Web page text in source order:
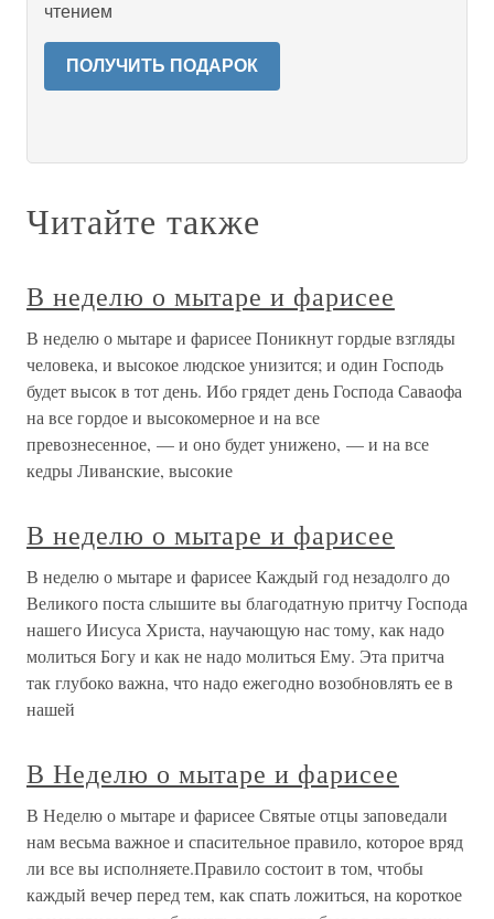
чтением
ПОЛУЧИТЬ ПОДАРОК
Читайте также
В неделю о мытаре и фарисее
В неделю о мытаре и фарисее Поникнут гордые взгляды
человека, и высокое людское унизится; и один Господь
будет высок в тот день. Ибо грядет день Господа Саваофа
на все гордое и высокомерное и на все
превознесенное, — и оно будет унижено, — и на все
кедры Ливанские, высокие
В неделю о мытаре и фарисее
В неделю о мытаре и фарисее Каждый год незадолго до
Великого поста слышите вы благодатную притчу Господа
нашего Иисуса Христа, научающую нас тому, как надо
молиться Богу и как не надо молиться Ему. Эта притча
так глубоко важна, что надо ежегодно возобновлять ее в
нашей
В Неделю о мытаре и фарисее
В Неделю о мытаре и фарисее Святые отцы заповедали
нам весьма важное и спасительное правило, которое вряд
ли все вы исполняете.Правило состоит в том, чтобы
каждый вечер перед тем, как спать ложиться, на короткое